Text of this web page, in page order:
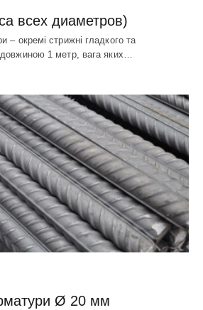
всех диаметров)
– окремі стрижні гладкого та
довжиною 1 метр, вага яких…
Ø 20 мм